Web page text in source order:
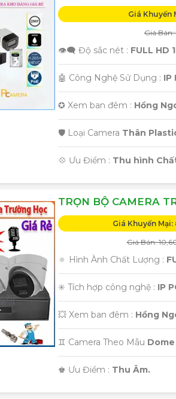
Giá Khuyến
Giá
👁️‍🗨 Độ sắc nét : FULL HD
🤖️ Công Nghệ Sử Dụng : IP
✪ Xem ban đêm : Hồng
🛡 Loại Camera Thân
️💠 Ưu Điểm : Thu hình
TRỌN BỘ CAMERA
Giá Khuyến
Giá Bán:
🔅 Hình Ành Chất Lượng :
✳️ Tích hợp công nghệ : IP
💥 Xem ban đêm : Hồng
♊ Camera Theo Mẫu
️♚ Ưu Điểm : Thu Âm.